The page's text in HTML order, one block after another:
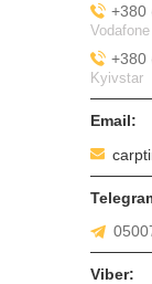
+380
Vodafone
+380
Kyivstar